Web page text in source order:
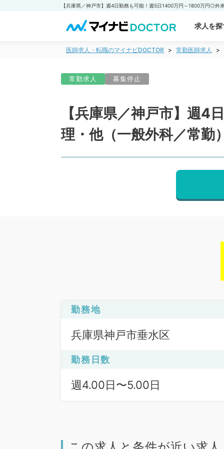
求人を探
医師求人・転職のマイナビDOCTOR 常勤医師求人
常勤求人 募集停止
【兵庫県／神戸市】週
理・他（一般外科／常勤
勤務地
兵庫県神戸市垂水区
勤務日数
週4.00日〜5.00日